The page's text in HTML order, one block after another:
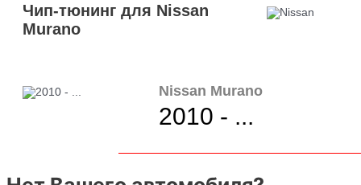
Чип-тюнинг для Nissan
Murano
Nissan Murano
2010 - ...